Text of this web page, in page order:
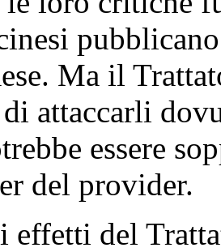
Ma il
attaccarli
essere
del provider.
effetti del